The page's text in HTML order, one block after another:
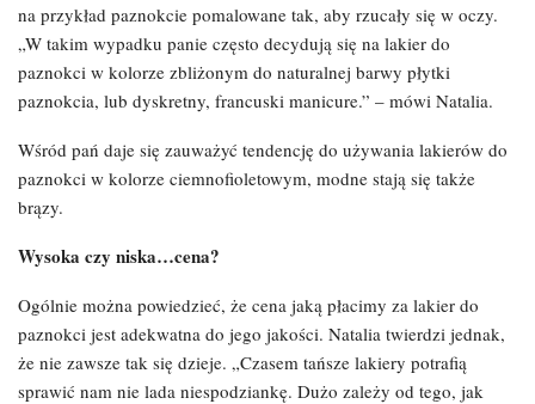
na przykład paznokcie pomalowane tak, aby rzucały się w oczy.
„W takim wypadku panie często decydują się na lakier do
paznokci w kolorze zbliżonym do naturalnej barwy płytki
paznokcia, lub dyskretny, francuski manicure.” – mówi Natalia.
Wśród pań daje się zauważyć tendencję do używania lakierów do
paznokci w kolorze ciemnofioletowym, modne stają się także
brązy.
Wysoka czy niska…cena?
Ogólnie można powiedzieć, że cena jaką płacimy za lakier do
paznokci jest adekwatna do jego jakości. Natalia twierdzi jednak,
że nie zawsze tak się dzieje. „Czasem tańsze lakiery potrafią
sprawić nam nie lada niespodziankę. Dużo zależy od tego, jak